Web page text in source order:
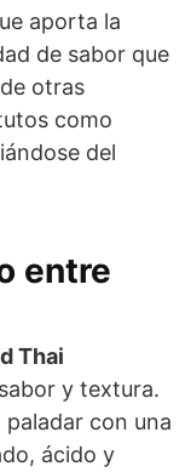
aporta la
de sabor que
otras
como
del
entre
Thai
y textura.
con una
ácido y